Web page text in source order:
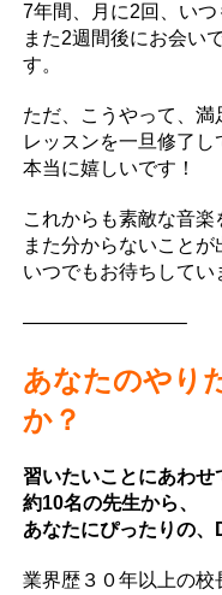
7年間、月に2回、いつ
また2週間後にお会い
す。
ただ、こうやって、満
レッスンを一旦修了
本当に嬉しいです！
これからも素敵な音楽
また分からないことが
いつでもお待ちしてい
————————–
あなたのやり
か？
習いたいことにあわせ
約10名の先生から、
あなたにぴったりの、
業界歴３０年以上の校